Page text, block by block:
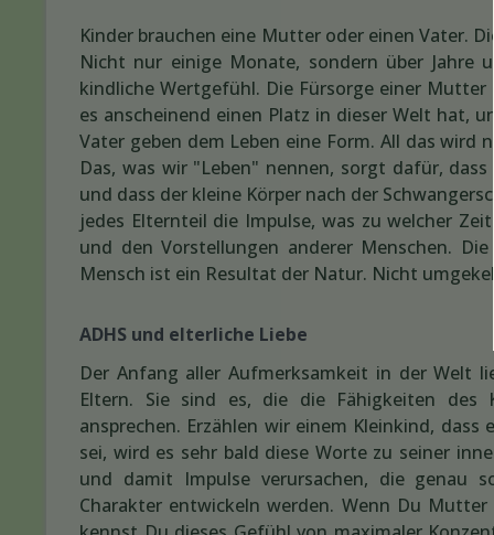
Kinder brauchen eine Mutter oder einen Vater.
Nicht nur einige Monate, sondern über Jahre
kindliche Wertgefühl. Die Fürsorge einer
es anscheinend einen Platz in dieser Welt hat,
Vater geben dem Leben eine Form. All das
Das, was wir "Leben" nennen, sorgt dafür,
und dass der kleine Körper nach der
jedes Elternteil die Impulse, was zu welcher
und den Vorstellungen anderer Menschen.
Mensch ist ein Resultat der Natur. Nicht
ADHS und elterliche Liebe
Der Anfang aller Aufmerksamkeit in der Welt
Eltern. Sie sind es, die die Fähigkeiten des
ansprechen. Erzählen wir einem Kleinkind, dass
sei, wird es sehr bald diese Worte zu seiner
und damit Impulse verursachen, die genau
Charakter entwickeln werden. Wenn Du